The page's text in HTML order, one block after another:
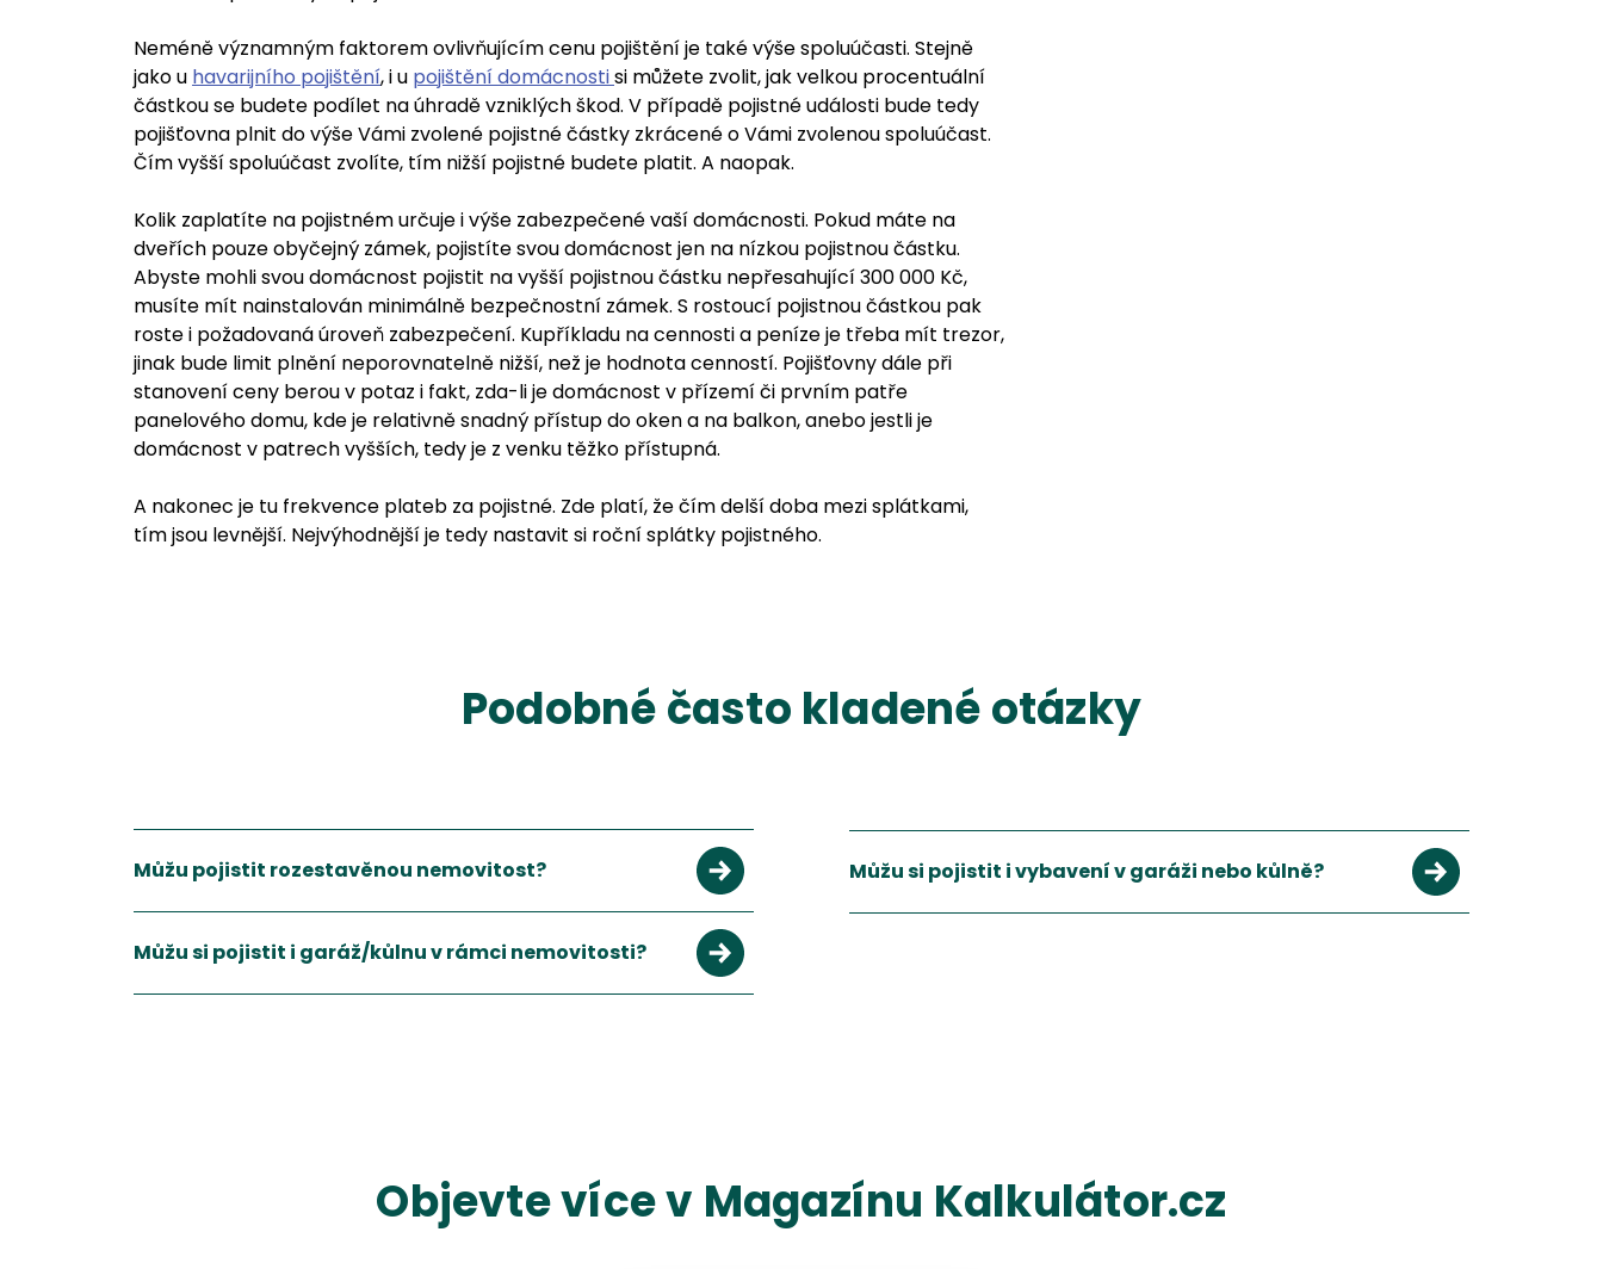
Neméně významným faktorem ovlivňujícím cenu pojištění je také výše spoluúčasti. Stejně
jako u havarijního pojištění, i u pojištění domácnostisi můžete zvolit, jak velkou procentuální
částkou se budete podílet na úhradě vzniklých škod. V případě pojistné události bude tedy
pojišťovna plnit do výše Vámi zvolené pojistné částky zkrácené o Vámi zvolenou spoluúčast.
Čím vyšší spoluúčast zvolíte, tím nižší pojistné budete platit. A naopak.
Kolik zaplatíte na pojistném určuje i výše zabezpečené vaší domácnosti. Pokud máte na
dveřích pouze obyčejný zámek, pojistíte svou domácnost jen na nízkou pojistnou částku.
Abyste mohli svou domácnost pojistit na vyšší pojistnou částku nepřesahující 300 000 Kč,
musíte mít nainstalován minimálně bezpečnostní zámek. S rostoucí pojistnou částkou pak
roste i požadovaná úroveň zabezpečení. Kupříkladu na cennosti a peníze je třeba mít trezor,
jinak bude limit plnění neporovnatelně nižší, než je hodnota cenností. Pojišťovny dále při
stanovení ceny berou v potaz i fakt, zda-li je domácnost v přízemí či prvním patře
panelového domu, kde je relativně snadný přístup do oken a na balkon, anebo jestli je
domácnost v patrech vyšších, tedy je z venku těžko přístupná.
A nakonec je tu frekvence plateb za pojistné. Zde platí, že čím delší doba mezi splátkami,
tím jsou levnější. Nejvýhodnější je tedy nastavit si roční splátky pojistného.
Podobné často kladené otázky
Můžu pojistit rozestavěnou nemovitost?
Můžu si pojistit i garáž/kůlnu v rámci nemovitosti?
Můžu si pojistit i vybavení v garáži nebo kůlně?
Objevte více v Magazínu Kalkulátor.cz